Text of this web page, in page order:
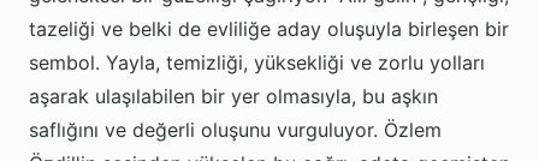
tazeliği ve belki de evliliğe aday oluşuyla birleşen bir
sembol. Yayla, temizliği, yüksekliği ve zorlu yolları
aşarak ulaşılabilen bir yer olmasıyla, bu aşkın
saflığını ve değerli oluşunu vurguluyor. Özlem